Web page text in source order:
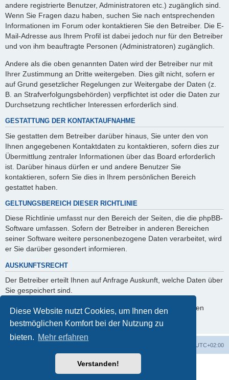
Diese Website nutzt Cookies, um Ihnen den
bestmöglichen Komfort bei der Nutzung zu
bieten. Mehr erfahren
Verstanden!
andere registrierte Benutzer, Administratoren etc.) zugänglich sind.
Wenn Sie Fragen dazu haben, suchen Sie nach entsprechenden
Informationen im Forum oder kontaktieren Sie den Betreiber. Die E-
Mail-Adresse aus Ihrem Profil ist dabei jedoch nur für den Betreiber
und von ihm beauftragte Personen (Administratoren) zugänglich.
Andere als die oben genannten Daten wird der Betreiber nur mit
Ihrer Zustimmung an Dritte weitergeben. Dies gilt nicht, sofern er
auf Grund gesetzlicher Regelungen zur Weitergabe der Daten (z.
B. an Strafverfolgungsbehörden) verpflichtet ist oder die Daten zur
Durchsetzung rechtlicher Interessen erforderlich sind.
GESTATTUNG DER KONTAKTAUFNAHME
Sie gestatten dem Betreiber darüber hinaus, Sie unter den von
Ihnen angegebenen Kontaktdaten zu kontaktieren, sofern dies zur
Übermittlung zentraler Informationen über das Board erforderlich
ist. Darüber hinaus dürfen er und andere Benutzer Sie
kontaktieren, sofern Sie dies in Ihrem persönlichen Bereich
gestattet haben.
GELTUNGSBEREICH DIESER RICHTLINIE
Diese Richtlinie umfasst nur den Bereich der Seiten, die die phpBB-
Software umfassen. Sofern der Betreiber in anderen Bereichen
seiner Software weitere personenbezogene Daten verarbeitet, wird
er Sie darüber gesondert informieren.
AUSKUNFTSRECHT
Der Betreiber erteilt Ihnen auf Anfrage Auskunft, welche Daten über
Sie gespeichert sind.
Sie können jederzeit die Löschung bzw. Sperrung Ihrer Daten
verlangen. Kontaktieren Sie hierzu bitte den Betreiber.
UTC+02:00
Powered byphpBB® Forum Software © phpBB Limited
phpBB.de